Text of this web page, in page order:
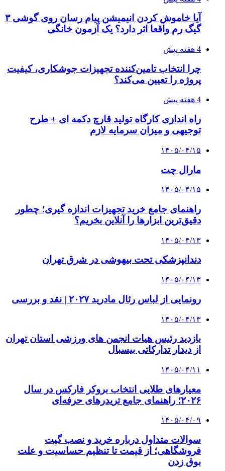
آیا خاموش کردن انیمیشن پیام رسان روی گوشی ۳
گیگ رم واقعا اثر دارد؟ یک آزمون خانگی
4 هفته پیش
چرا انتخاب تامین‌کننده تجهیزات جوشکاری، کیفیت
پروژه را تعیین می‌کند؟
4 هفته پیش
راه اندازی کارگاه تولید قارچ دکمه ای + طرح
توجیهی و میزان سرمایه لازم
۱۴۰۵/۰۴/۱۵
مارال چت
۱۴۰۵/۰۴/۱۵
راهنمای جامع خرید تجهیزات اندازه گیری؛ چطور
دقیق‌ترین ابزارها را آنلاین بخریم؟
۱۴۰۵/۰۴/۱۳
دندانپزشکی تحت بیهوشی در شرق تهران
۱۴۰۵/۰۴/۱۳
رونمایی از لباس رئال مادرید ۲۰۲۷ | نقد و بررسی
۱۴۰۵/۰۴/۱۳
بازدید رئیس هیات انجمن های ورزشی استان تهران
از دیدار تدارکاتی بیسبال
۱۴۰۵/۰۴/۱۱
معیارهای طلایی انتخاب بروکر فارکس در سال
۲۰۲۶؛ راهنمای جامع تریدرهای حرفه‌ای
۱۴۰۵/۰۴/۰۹
سوالات متداول درباره خرید و نصب گیت
فروشگاهی؛ از قیمت تا تنظیم حساسیت و علت
بوق زدن